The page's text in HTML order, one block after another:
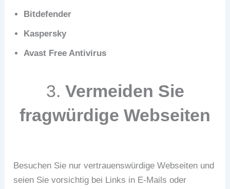
Bitdefender
Kaspersky
Avast Free Antivirus
3. Vermeiden Sie
fragwürdige Webseiten
Besuchen Sie nur vertrauenswürdige Webseiten und
seien Sie vorsichtig bei Links in E-Mails oder